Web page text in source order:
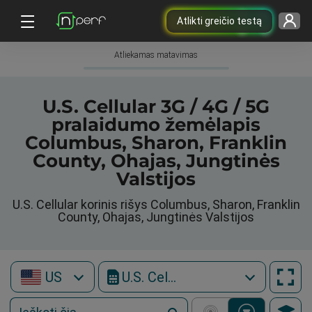
Atlikti greičio testą
Atliekamas matavimas
U.S. Cellular 3G / 4G / 5G
pralaidumo žemėlapis
Columbus, Sharon, Franklin
County, Ohajas, Jungtinės
Valstijos
U.S. Cellular korinis rišys Columbus, Sharon, Franklin
County, Ohajas, Jungtinės Valstijos
US U.S. Cellular